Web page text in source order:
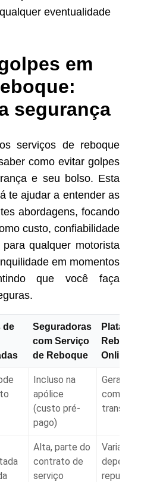
eventualidade
em
segurança
serviços de reboque
como evitar golpes
e seu bolso. Esta
te ajudar a entender as
abordagens, focando
custo, confiabilidade
qualquer motorista
em momentos
que você faça
de
Seguradoras
com Serviço
de Reboque
Online
Incluso na
apólice
(custo pré-
pago)
Alta, parte do
contrato de
serviço
Variável,
depende